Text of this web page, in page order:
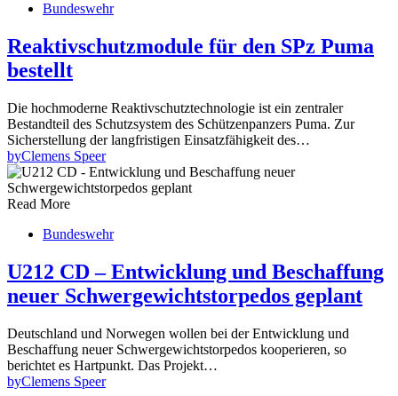
Bundeswehr
Reaktivschutzmodule für den SPz Puma
bestellt
Die hochmoderne Reaktivschutztechnologie ist ein zentraler
Bestandteil des Schutzsystem des Schützenpanzers Puma. Zur
Sicherstellung der langfristigen Einsatzfähigkeit des…
byClemens Speer
Read More
Bundeswehr
U212 CD – Entwicklung und Beschaffung
neuer Schwergewichtstorpedos geplant
Deutschland und Norwegen wollen bei der Entwicklung und
Beschaffung neuer Schwergewichtstorpedos kooperieren, so
berichtet es Hartpunkt. Das Projekt…
byClemens Speer